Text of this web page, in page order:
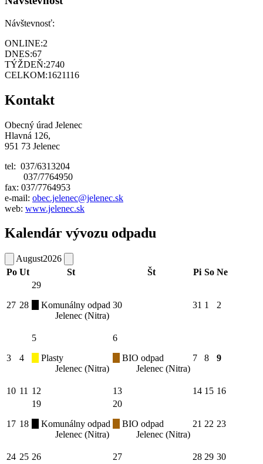
Návštevnosť:
ONLINE:2
DNES:67
TÝŽDEŇ:2740
CELKOM:1621116
Kontakt
Obecný úrad Jelenec
Hlavná 126,
951 73 Jelenec
tel: 037/6313204
037/7764950
fax: 037/7764953
e-mail: obec.jelenec@jelenec.sk
web: www.jelenec.sk
Kalendár vývozu odpadu
August2026
Po Ut St Št Pi So Ne
27 28
29
Komunálny odpad
Jelenec (Nitra)
30 31 1 2
3 4
5
Plasty
Jelenec (Nitra)
6
BIO odpad
Jelenec (Nitra)
7 8 9
10 11 12 13 14 15 16
17 18
19
Komunálny odpad
Jelenec (Nitra)
20
BIO odpad
Jelenec (Nitra)
21 22 23
24 25 26 27 28 29 30